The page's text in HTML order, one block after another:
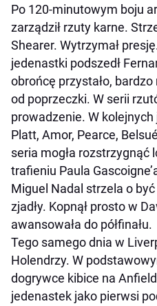
Po 120-minutowym boju
zarządził rzuty karne.
Shearer. Wytrzymał
jedenastki podszedł
obrońcę przystało, bardzo
od poprzeczki. W serii
prowadzenie. W
Platt, Amor, Pearce,
seria mogła rozstrzygnąć
trafieniu Paula
Miguel Nadal strzela o
zjadły. Kopnął prosto w
awansowała do półfinału.
Tego samego dnia w
Holendrzy. W
dogrywce kibice na
jedenastek jako pierwsi